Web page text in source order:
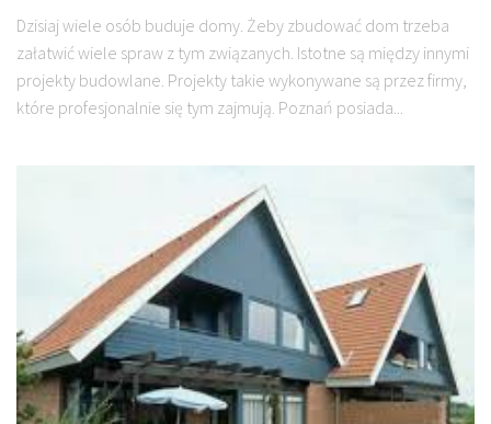
Dzisiaj wiele osób buduje domy. Żeby zbudować dom trzeba
załatwić wiele spraw z tym związanych. Istotne są między innymi
projekty budowlane. Projekty takie wykonywane są przez firmy,
które profesjonalnie się tym zajmują. Poznań posiada...